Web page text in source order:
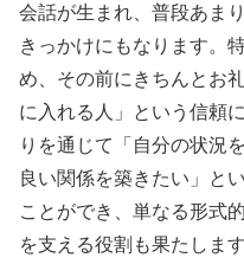
会話が生まれ、普段あま
きっかけにもなります。
め、その前にきちんとお
に入れる人」という信頼
りを通じて「自分の状況
良い関係を築きたい」と
ことができ、単なる形式
を支える役割も果たします